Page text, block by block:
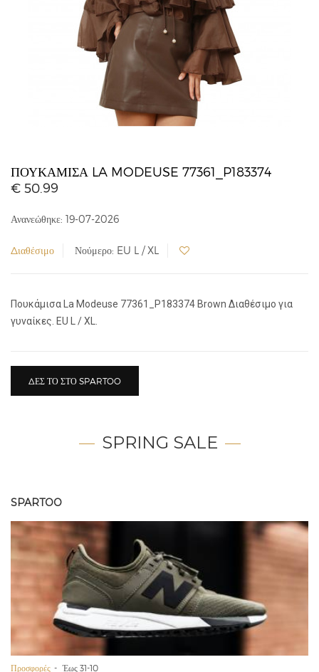
ΠΟΥΚΆΜΙΣΑ LA MODEUSE 77361_P183374
€ 50.99
Ανανεώθηκε: 19-07-2026
Διαθέσιμο Νούμερο: EU L / XL
Πουκάμισα La Modeuse 77361_P183374 Brown Διαθέσιμο για
γυναίκες. EU L / XL.
ΔΕΣ ΤΟ ΣΤΟ SPARTOO
SPRING SALE
SPARTOO
Προσφορές Έως 31-10